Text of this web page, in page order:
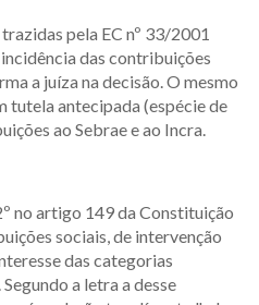
pela EC nº 33/2001
das contribuições
a juíza na decisão. O mesmo
tutela antecipada (espécie de
ao Sebrae e ao Incra.
no artigo 149 da Constituição
sociais, de intervenção
das categorias
a letra a desse